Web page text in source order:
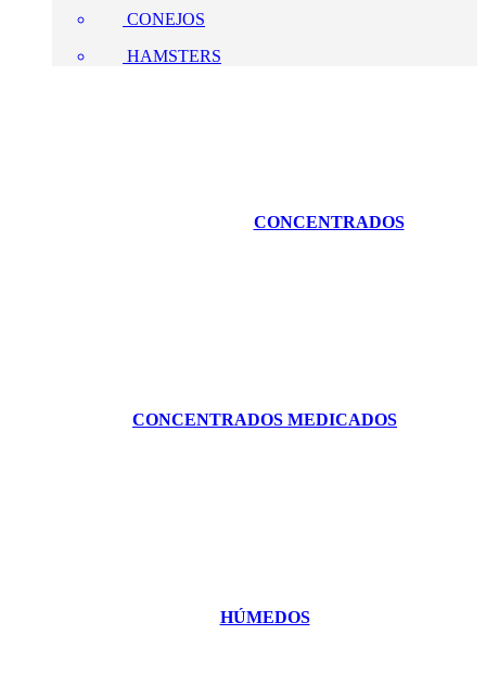
CONEJOS
HAMSTERS
CONCENTRADOS
CONCENTRADOS MEDICADOS
HÚMEDOS